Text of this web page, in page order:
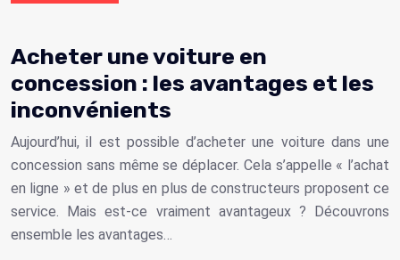
Acheter une voiture en
concession : les avantages et les
inconvénients
Aujourd’hui, il est possible d’acheter une voiture dans une
concession sans même se déplacer. Cela s’appelle « l’achat
en ligne » et de plus en plus de constructeurs proposent ce
service. Mais est-ce vraiment avantageux ? Découvrons
ensemble les avantages…